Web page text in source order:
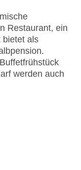
Pool, Outdoor
Diners Club,
Restaurant, ein
bietet als
werden auch